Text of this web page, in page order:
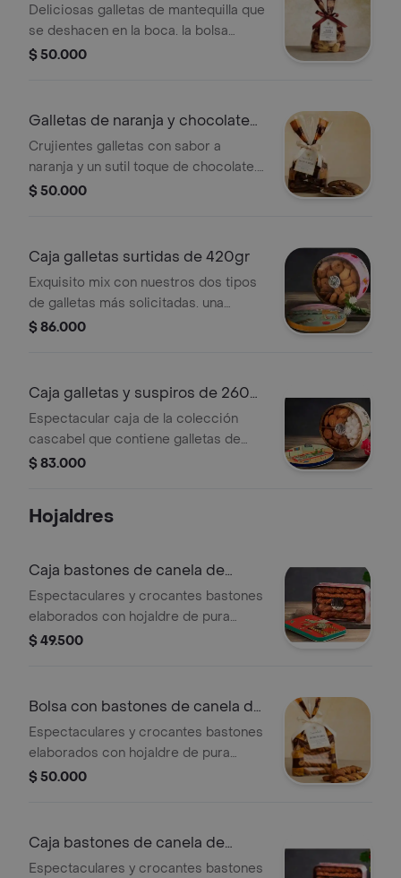
250gr
Deliciosas galletas de mantequilla que
se deshacen en la boca. la bolsa
contiene 250 gramos de galletas
$ 50.000
Galletas de naranja y chocolate
en bolsa
Crujientes galletas con sabor a
naranja y un sutil toque de chocolate.
vienen empacadas aproximadamente
$ 50.000
Caja galletas surtidas de 420gr
Exquisito mix con nuestros dos tipos
de galletas más solicitadas. una
mezcla perfecta de galletas de pura
$ 86.000
Caja galletas y suspiros de 260
gr
Espectacular caja de la colección
cascabel que contiene galletas de
mantequilla con chips de chocolate,
preciosa caja surtida es un regalo
seres más queridos.presentacion
caja de 260gr
$ 83.000
Hojaldres
Caja bastones de canela de
120grs
Espectaculares y crocantes bastones
elaborados con hojaldre de pura
mantequilla y rellenos de canela y
$ 49.500
Bolsa con bastones de canela de
200gr
Espectaculares y crocantes bastones
elaborados con hojaldre de pura
mantequilla y rellenos de canela y
$ 50.000
Caja bastones de canela de
200grs
Espectaculares y crocantes bastones